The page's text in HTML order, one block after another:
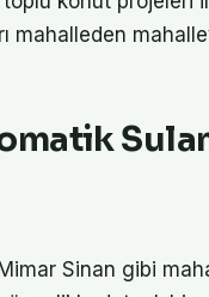
mahalleden
Sinan gibi